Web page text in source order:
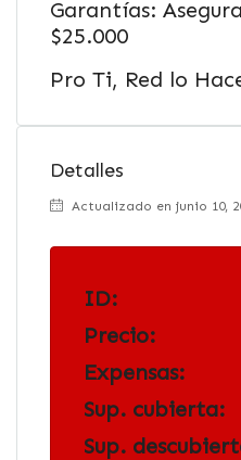
Garantías:
$25.000
Pro Ti, Red lo
Detalles
Actualizado en junio 10,
ID:
Precio:
Expensas:
Sup. cubierta:
Sup.